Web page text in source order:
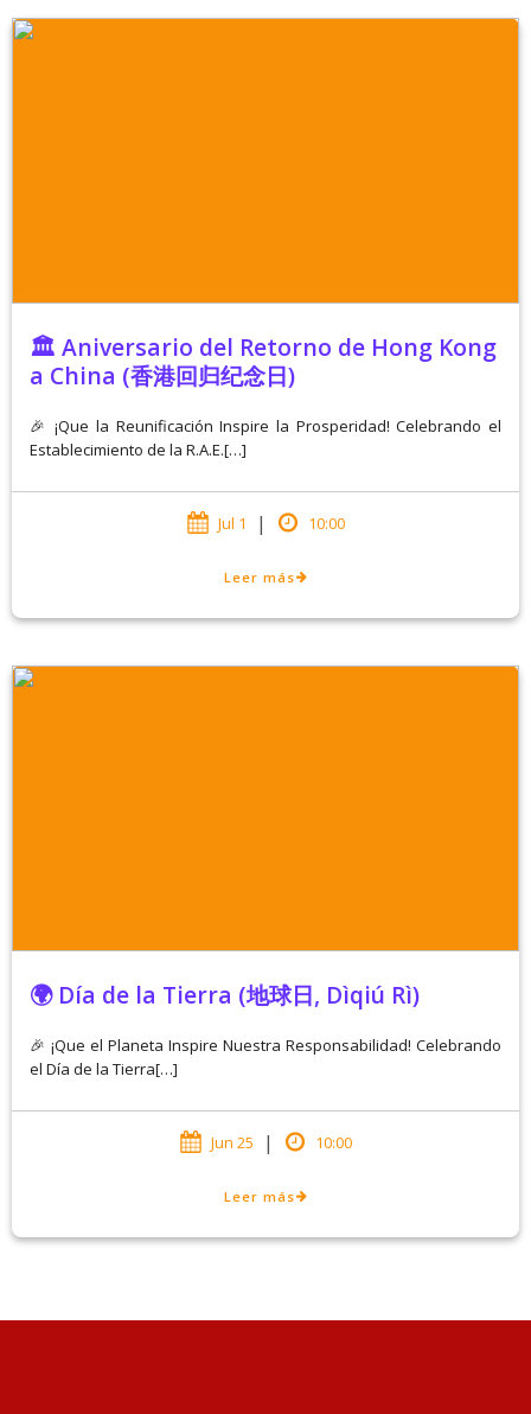
🏛️ Aniversario del Retorno de Hong Kong
a China (香港回归纪念日)
🎉 ¡Que la Reunificación Inspire la Prosperidad! Celebrando el
Establecimiento de la R.A.E.[…]
Jul 1 | 10:00
Leer más
🌍 Día de la Tierra (地球日, Dìqiú Rì)
🎉 ¡Que el Planeta Inspire Nuestra Responsabilidad! Celebrando
el Día de la Tierra[…]
Jun 25 | 10:00
Leer más